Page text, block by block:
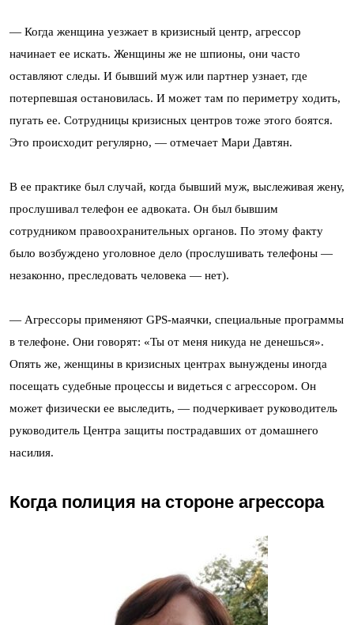
— Когда женщина уезжает в кризисный центр, агрессор
начинает ее искать. Женщины же не шпионы, они часто
оставляют следы. И бывший муж или партнер узнает, где
потерпевшая остановилась. И может там по периметру ходить,
пугать ее. Сотрудницы кризисных центров тоже этого боятся.
Это происходит регулярно, — отмечает Мари Давтян.
В ее практике был случай, когда бывший муж, выслеживая жену,
прослушивал телефон ее адвоката. Он был бывшим
сотрудником правоохранительных органов. По этому факту
было возбуждено уголовное дело (прослушивать телефоны —
незаконно, преследовать человека — нет).
— Агрессоры применяют GPS-маячки, специальные программы
в телефоне. Они говорят: «Ты от меня никуда не денешься».
Опять же, женщины в кризисных центрах вынуждены иногда
посещать судебные процессы и видеться с агрессором. Он
может физически ее выследить, — подчеркивает руководитель
руководитель Центра защиты пострадавших от домашнего
насилия.
Когда полиция на стороне агрессора